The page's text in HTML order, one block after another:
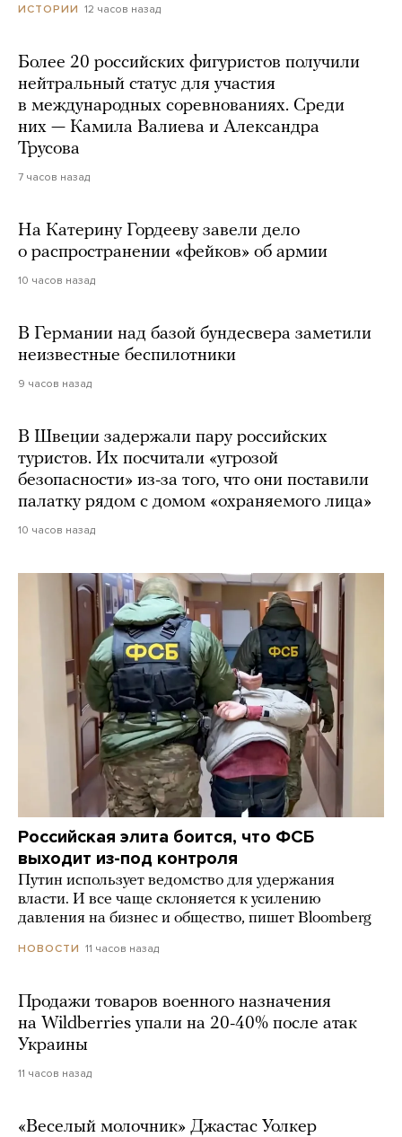
ИСТОРИИ 12 часов назад
Более 20 российских фигуристов получили
нейтральный статус для участия
в международных соревнованиях. Среди
них — Камила Валиева и Александра
Трусова
7 часов назад
На Катерину Гордееву завели дело
о распространении «фейков» об армии
10 часов назад
В Германии над базой бундесвера заметили
неизвестные беспилотники
9 часов назад
В Швеции задержали пару российских
туристов. Их посчитали «угрозой
безопасности» из-за того, что они поставили
палатку рядом с домом «охраняемого лица»
10 часов назад
Российская элита боится, что ФСБ
выходит из-под контроля
Путин использует ведомство для удержания
власти. И все чаще склоняется к усилению
давления на бизнес и общество, пишет Bloomberg
НОВОСТИ 11 часов назад
Продажи товаров военного назначения
на Wildberries упали на 20-40% после атак
Украины
11 часов назад
«Веселый молочник» Джастас Уолкер